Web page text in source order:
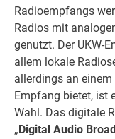
Radioempfangs
Radios mit
genutzt. Der UKW-
allem lokale
allerdings an
Empfang bietet, ist
Wahl. Das digitale
„ Digital Audio